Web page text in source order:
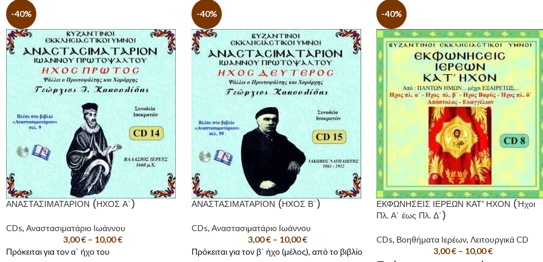
-40%
ΑΝΑΣΤΑΣΙΜΑΤΑΡΙΟΝ (ΗΧΟΣ Α΄)
CDs, Αναστασιματάριο Ιωάννου
3,00€ – 10,00€
Πρόκειται για τον α΄ ήχο του
-40%
ΑΝΑΣΤΑΣΙΜΑΤΑΡΙΟΝ (ΗΧΟΣ Β΄)
CDs, Αναστασιματάριο Ιωάννου
3,00€ – 10,00€
Πρόκειται για τον β΄ ήχο (μέλος), από το βιβλίο
-40%
ΕΚΦΩΝΗΣΕΙΣ ΙΕΡΕΩΝ ΚΑΤ’ ΗΧΟΝ (Ήχοι
Πλ. Α΄ έως Πλ. Δ΄)
CDs, Βοηθήματα Ιερέων, Λειτουργικά CD
3,00€ – 10,00€